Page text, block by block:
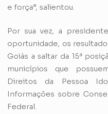
e força”, salientou.
Por sua vez, a
oportunidade, os
Goiás a saltar da 15ª
municípios que
Direitos da Pessoa
Informações sobre
Federal.